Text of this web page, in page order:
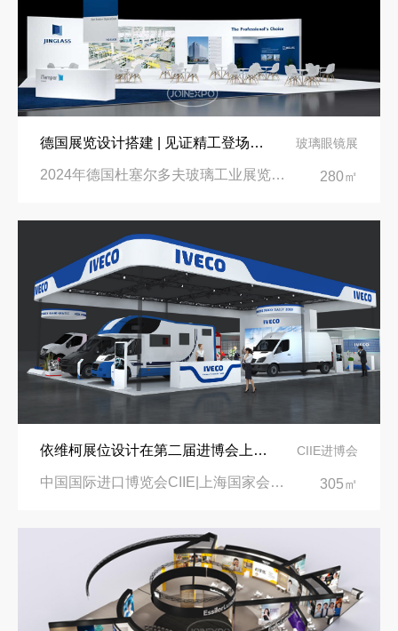
德国展览设计搭建 | 见证精工登场玻璃工业展览会 Glasstec 2024 玻璃眼镜展
2024年德国杜塞尔多夫玻璃工业展览会Glasstec|德国杜塞尔多夫会展中心 280㎡
依维柯展位设计在第二届进博会上吸引万千瞩目 CIIE进博会
中国国际进口博览会CIIE|上海国家会展中心 305㎡